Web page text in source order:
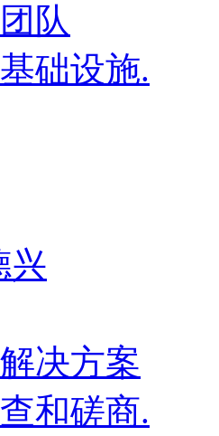
队
础设施.
兴
决方案
和磋商.